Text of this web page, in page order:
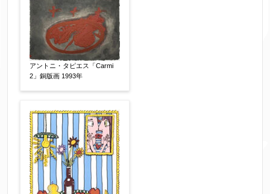
アントニ・タピエス「Carmi
2」銅版画 1993年